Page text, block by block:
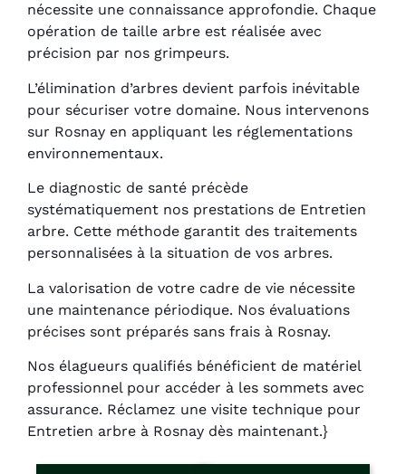
nécessite une connaissance approfondie. Chaque
opération de taille arbre est réalisée avec
précision par nos grimpeurs.
L’élimination d’arbres devient parfois inévitable
pour sécuriser votre domaine. Nous intervenons
sur Rosnay en appliquant les réglementations
environnementaux.
Le diagnostic de santé précède
systématiquement nos prestations de Entretien
arbre. Cette méthode garantit des traitements
personnalisées à la situation de vos arbres.
La valorisation de votre cadre de vie nécessite
une maintenance périodique. Nos évaluations
précises sont préparés sans frais à Rosnay.
Nos élagueurs qualifiés bénéficient de matériel
professionnel pour accéder à les sommets avec
assurance. Réclamez une visite technique pour
Entretien arbre à Rosnay dès maintenant.}